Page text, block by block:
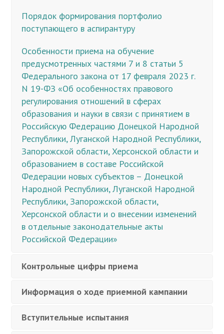
Порядок формирования портфолио
поступающего в аспирантуру
Особенности приема на обучение
предусмотренных частями 7 и 8 статьи 5
Федерального закона от 17 февраля 2023 г.
N 19-ФЗ «Об особенностях правового
регулирования отношений в сферах
образования и науки в связи с принятием в
Российскую Федерацию Донецкой Народной
Республики, Луганской Народной Республики,
Запорожской области, Херсонской области и
образованием в составе Российской
Федерации новых субъектов – Донецкой
Народной Республики, Луганской Народной
Республики, Запорожской области,
Херсонской области и о внесении изменений
в отдельные законодательные акты
Российской Федерации»
Контрольные цифры приема
Информация о ходе приемной кампании
Вступительные испытания